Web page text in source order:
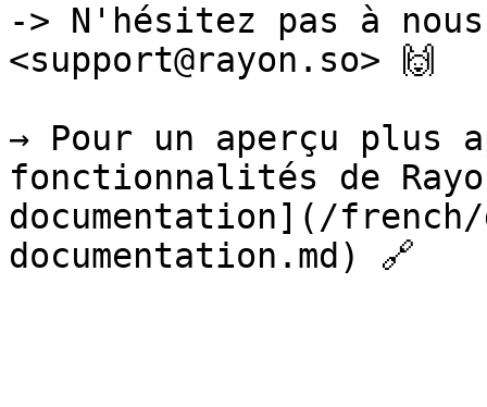
-> N'hésitez pas à
<support@rayon.so> 🙌
→ Pour un aperçu plus
fonctionnalités de
documentation](/